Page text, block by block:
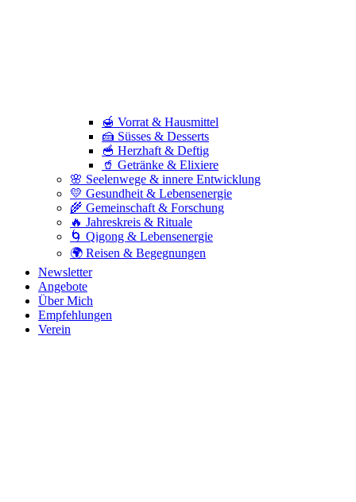
🍯 Vorrat & Hausmittel
🍰 Süsses & Desserts
🥣 Herzhaft & Deftig
🥤 Getränke & Elixiere
🌸 Seelenwege & innere Entwicklung
💛 Gesundheit & Lebensenergie
🌾 Gemeinschaft & Forschung
🔥 Jahreskreis & Rituale
🌀 Qigong & Lebensenergie
🌍 Reisen & Begegnungen
Newsletter
Angebote
Über Mich
Empfehlungen
Verein